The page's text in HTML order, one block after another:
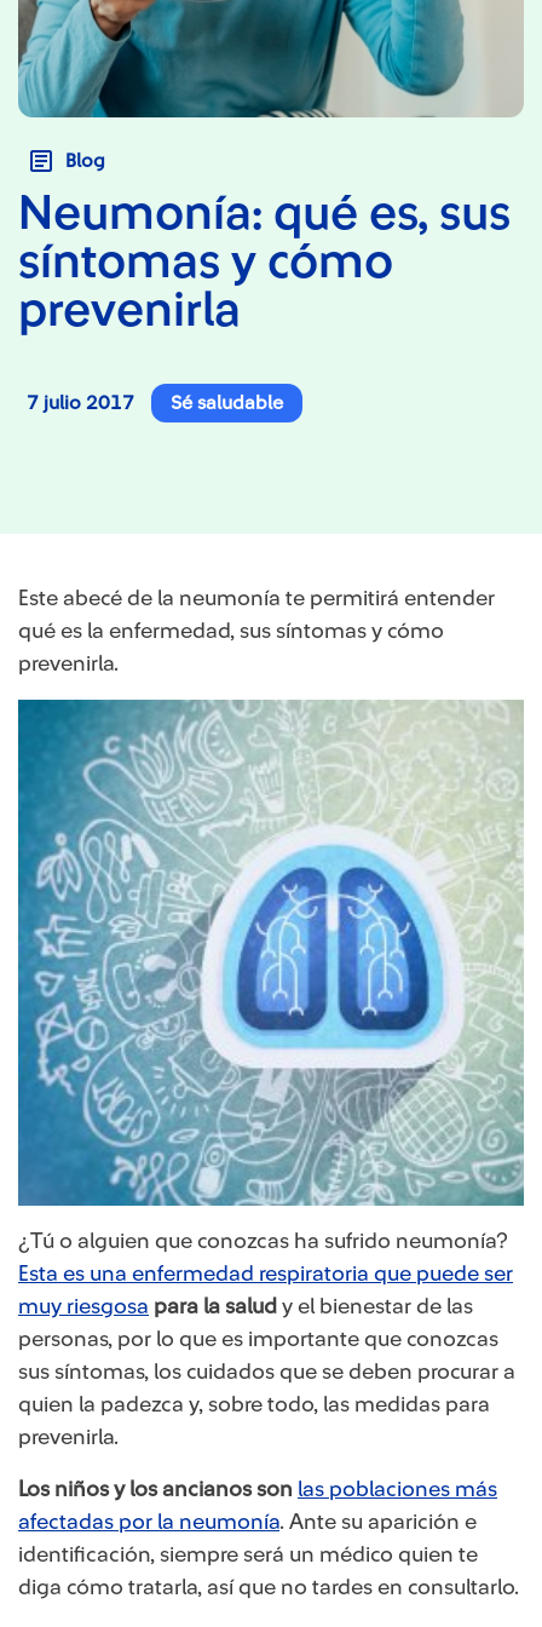
Blog
Neumonía: qué es, sus
síntomas y cómo
prevenirla
7 julio 2017 Sé saludable
Este abecé de la neumonía te permitirá entender
qué es la enfermedad, sus síntomas y cómo
prevenirla.
¿Tú o alguien que conozcas ha sufrido neumonía?
Esta es una enfermedad respiratoria que puede ser
muy riesgosa para la salud y el bienestar de las
personas, por lo que es importante que conozcas
sus síntomas, los cuidados que se deben procurar a
quien la padezca y, sobre todo, las medidas para
prevenirla.
Los niños y los ancianos son las poblaciones más
afectadas por la neumonía. Ante su aparición e
identificación, siempre será un médico quien te
diga cómo tratarla, así que no tardes en consultarlo.